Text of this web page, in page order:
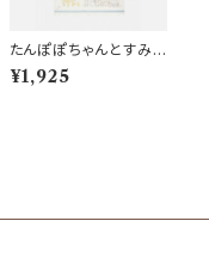
たんぽぽちゃんとすみ
れちゃん little dande
lion little violet
¥1,925